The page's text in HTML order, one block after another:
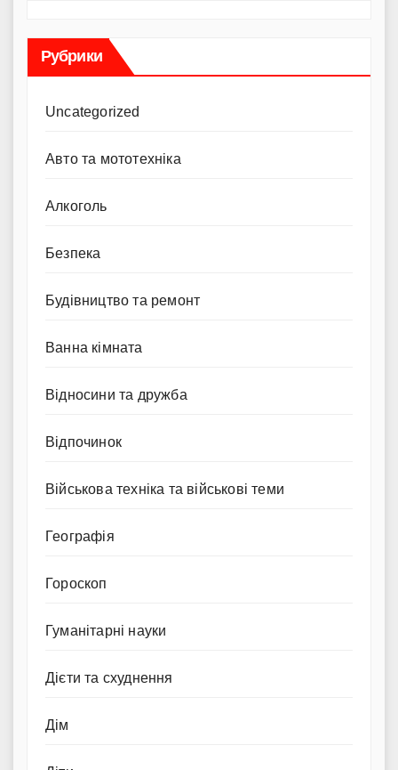
Рубрики
Uncategorized
Авто та мототехніка
Алкоголь
Безпека
Будівництво та ремонт
Ванна кімната
Відносини та дружба
Відпочинок
Військова техніка та військові теми
Географія
Гороскоп
Гуманітарні науки
Дієти та схуднення
Дім